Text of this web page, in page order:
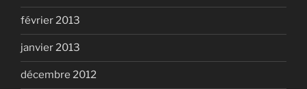
février 2013
janvier 2013
décembre 2012